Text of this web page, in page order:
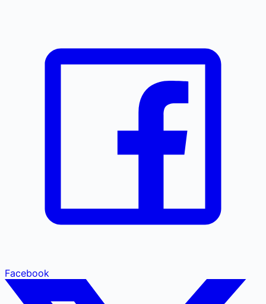
Facebook